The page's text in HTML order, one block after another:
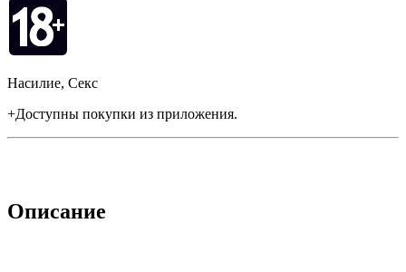
Насилие, Секс
+Доступны покупки из приложения.
Описание